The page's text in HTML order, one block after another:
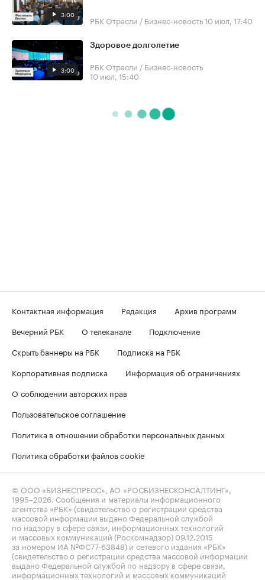
3:00 РБК Отрасли / Бизнес-новость10 июл, 17:40
3:00
Здоровое долголетие
РБК Отрасли / Бизнес-новость
10 июл, 15:40
Контактная информация Редакция
Архив программ
Вечерний РБК
О телеканале
Подключение
Скрыть баннеры на РБК
Подписка на РБК
Корпоративная подписка
Информация об ограничениях
О соблюдении авторских прав
Пользовательское соглашение
Политика в отношении обработки персональных данных
Политика обработки файлов cookie
© ООО «БИЗНЕСПРЕСС», АО «РОСБИЗНЕСКОНСАЛТИНГ»,
1995–2026. Сообщения и материалы информационного
агентства «РБК» (свидетельство о регистрации средства
массовой информации выдано Федеральной службой
по надзору в сфере связи, информационных технологий
и массовых коммуникаций (Роскомнадзор) 09.12.2015
за номером ИА №ФС77-63848) и сетевого издания «РБК»
(свидетельство о регистрации средства массовой информации
выдано Федеральной службой по надзору в сфере связи,
информационных технологий и массовых коммуникаций